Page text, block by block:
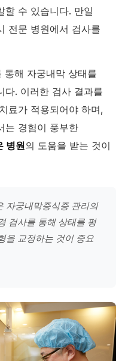
할 수 있습니다. 만일
전문 병원에서 검사를
통해 자궁내막 상태를
다. 이러한 검사 결과를
료가 적용되어야 하며,
는 경험이 풍부한
병원의 도움을 받는 것이
자궁내막증식증 관리의
검사를 통해 상태를 평
을 교정하는 것이 중요